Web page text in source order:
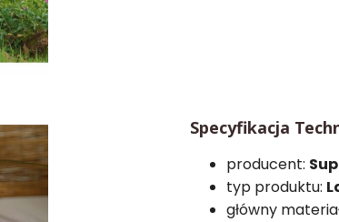
Specyfikacja
producent:
typ produktu:
główny